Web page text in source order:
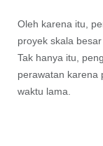
Oleh karena itu,
proyek skala
Tak hanya itu,
perawatan karena
waktu lama.